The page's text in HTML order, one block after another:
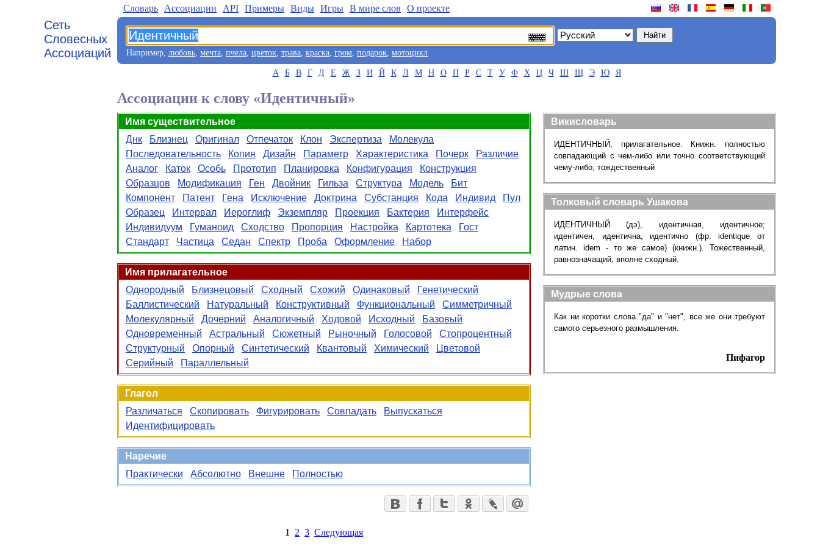
Сеть
Словесных
Ассоциаций
Словарь Aссоциации API Примеры Виды Игры В мире слов О проекте
Например, любовь, мечта, пчела, цветок, трава, краска, гром, подарок, мотоцикл
А Б В Г Д Е Ж З И Й К Л М Н О П Р С Т У Ф Х Ц Ч Ш Щ Э Ю Я
Ассоциации к слову «Идентичный»
Имя существительное
Днк
Близнец Оригинал Отпечаток Клон Экспертиза
Молекула
Последовательность
Копия Дизайн Параметр Характеристика Почерк
Различие
Аналог
Каток Особь Прототип Планировка Конфигурация
Конструкция
Образцов
Модификация Ген Двойник Гильза Структура Модель
Бит
Компонент
Патент Гена Исключение Доктрина Субстанция Кода Индивид
Пул
Образец
Интервал Иероглиф Экземпляр Проекция Бактерия
Интерфейс
Индивидуум
Гуманоид Сходство Пропорция Настройка Картотека
Гост
Стандарт
Частица Седан Спектр Проба Оформление Набор
Имя прилагательное
Однородный
Близнецовый Сходный Схожий Одинаковый
Генетический
Баллистический
Натуральный Конструктивный Функциональный
Симметричный
Молекулярный
Дочерний Аналогичный Ходовой Исходный
Базовый
Одновременный
Астральный Сюжетный Рыночный Голосовой
Стопроцентный
Структурный
Опорный Синтетический Квантовый Химический
Цветовой
Серийный
Параллельный
Глагол
Различаться
Скопировать Фигурировать Совпадать
Выпускаться
Идентифицировать
Наречие
Практически
Абсолютно Внешне Полностью
1 2 3 Следующая
Викисловарь
ИДЕНТИЧНЫЙ, прилагательное. Книжн. полностью
совпадающий с чем-либо или точно соответствующий
чему-либо; тождественный
Толковый словарь Ушакова
ИДЕНТИЧНЫЙ (дэ), идентичная, идентичное;
идентичен, идентична, идентично (фр. identique от
латин. idem - то же самое) (книжн.). Тожественный,
равнозначащий, вполне сходный.
Мудрые слова
Как ни коротки слова "да" и "нет", все же они требуют
самого серьезного размышления.
Пифагор